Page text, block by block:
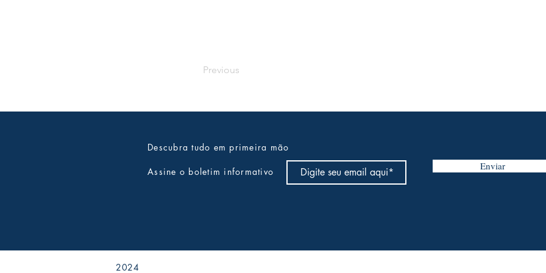
Previous
Descubra tudo em primeira mão
Assine o boletim informativo Enviar
2024